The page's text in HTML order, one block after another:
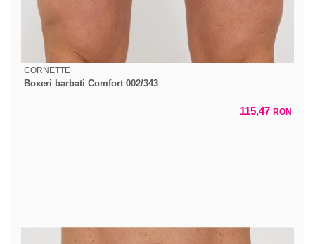
CORNETTE
Boxeri barbati Comfort 002/343
115,47 RON